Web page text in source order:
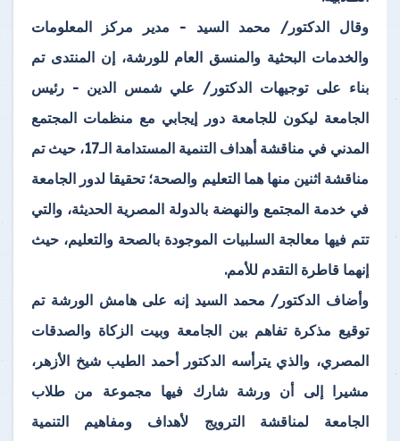
وقال الدكتور/ محمد السيد - مدير مركز المعلومات
والخدمات البحثية والمنسق العام للورشة، إن المنتدى تم
بناء على توجيهات الدكتور/ علي شمس الدين - رئيس
الجامعة ليكون للجامعة دور إيجابي مع منظمات المجتمع
المدني في مناقشة أهداف التنمية المستدامة الـ17، حيث تم
مناقشة اثنين منها هما التعليم والصحة؛ تحقيقا لدور الجامعة
في خدمة المجتمع والنهضة بالدولة المصرية الحديثة، والتي
تتم فيها معالجة السلبيات الموجودة بالصحة والتعليم، حيث
إنهما قاطرة التقدم للأمم.
وأضاف الدكتور/ محمد السيد إنه على هامش الورشة تم
توقيع مذكرة تفاهم بين الجامعة وبيت الزكاة والصدقات
المصري، والذي يترأسه الدكتور أحمد الطيب شيخ الأزهر،
مشيرا إلى أن ورشة شارك فيها مجموعة من طلاب
الجامعة لمناقشة الترويج لأهداف ومفاهيم التنمية